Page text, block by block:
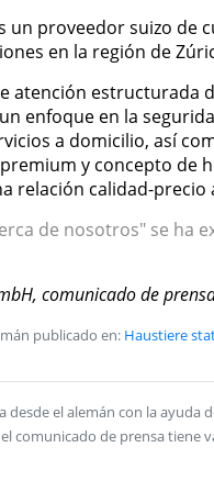
un proveedor suizo
en la región de
atención estructurada
enfoque en la
a domicilio, así
y concepto de
relación calidad-precio
de nosotros" se ha
comunicado de
publicado en: Haustiere
desde el alemán con la ayuda
comunicado de prensa tiene